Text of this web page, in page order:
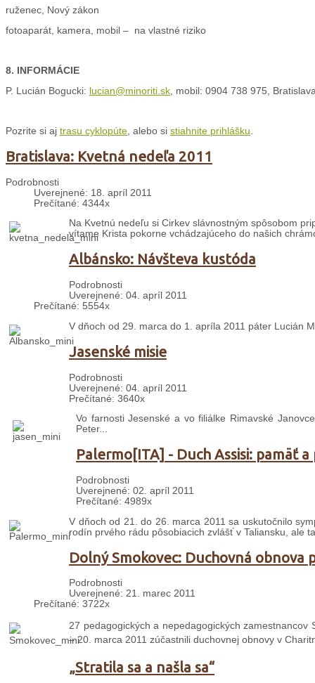
ruženec, Nový zákon
fotoaparát, kamera, mobil – na vlastné riziko
8. INFORMÁCIE
P. Lucián Bogucki: lucian@minoriti.sk , mobil: 0904 738 975,
Pozrite si aj trasu cyklopúte , alebo si stiahnite prihlášku
Bratislava: Kvetná nedeľa 2011
Podrobnosti
Uverejnené: 18. apríl 2011
Prečítané: 4344x
Na Kvetnú nedeľu si Cirkev slávnostným spôsobom
vítame Krista pokorne vchádzajúceho do našich
Albánsko: Návšteva kustóda
Podrobnosti
Uverejnené: 04. apríl 2011
Prečítané: 5554x
V dňoch od 29. marca do 1. apríla 2011 páter Lucián
Jasenské misie
Podrobnosti
Uverejnené: 04. apríl 2011
Prečítané: 3640x
Vo farnosti Jesenské a vo filiálke Rimavské
Peter...
Palermo[ITA] - Duch Assisi: pamäť
Podrobnosti
Uverejnené: 02. apríl 2011
Prečítané: 4989x
V dňoch od 21. do 26. marca 2011 sa uskutočnilo
rodín prvého rádu pôsobiacich zvlášť v Taliansku, ale
Dolný Smokovec: Duchovná obnova
Podrobnosti
Uverejnené: 21. marec 2011
Prečítané: 3722x
27 pedagogických a nepedagogických
– 20. marca 2011 zúčastnili duchovnej obnovy v
„Stratila sa a našla sa“